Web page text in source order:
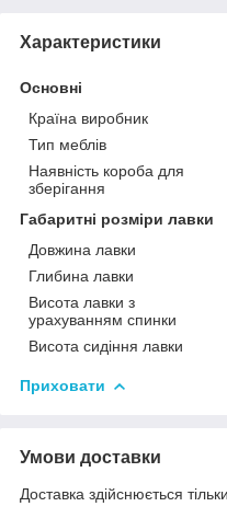
Характеристики
Основні
Країна виробник
Тип меблів
Наявність короба для
зберігання
Габаритні розміри лавки
Довжина лавки
Глибина лавки
Висота лавки з
урахуванням спинки
Висота сидіння лавки
Приховати
Умови доставки
Доставка здійснюється